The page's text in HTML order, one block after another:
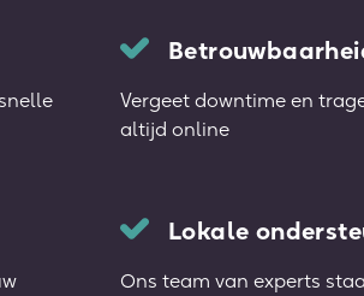
Vergeet downtime en
altijd online
Lokale
Ons team van experts